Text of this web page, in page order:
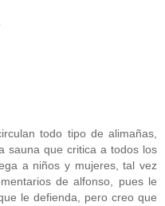
todo tipo de alimañas,
sauna que critica a todos los
a niños y mujeres, tal vez
de alfonso, pues le
le defienda, pero creo que